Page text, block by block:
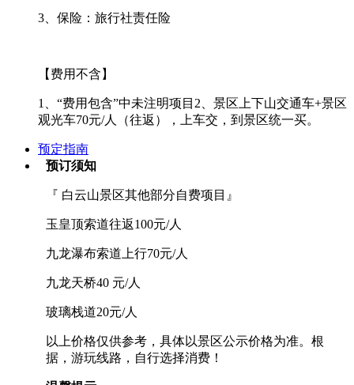
3、保险：旅行社责任险
【费用不含】
1、“费用包含”中未注明项目2、景区上下山交通车+景区
观光车70元/人（往返），上车交，到景区统一买。
预定指南
预订须知
『 白云山景区其他部分自费项目』
玉皇顶索道往返100元/人
九龙瀑布索道上行70元/人
九龙天桥40 元/人
玻璃栈道20元/人
以上价格仅供参考，具体以景区公示价格为准。根
据，游玩线路，自行选择消费！